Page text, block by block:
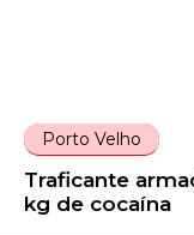
Porto Velho
Traficante
kg de cocaína